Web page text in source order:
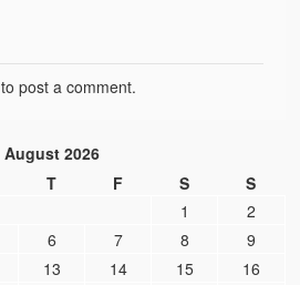
to post a comment.
August 2026
T F S
S
1
2
6 7 8
9
13 14 15
16